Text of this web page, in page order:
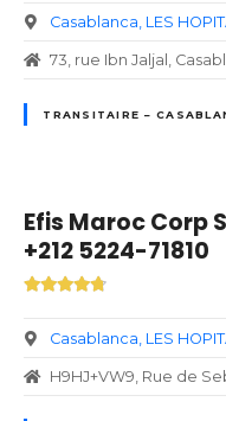
Casablanca LES
73, rue Ibn Jaljal,
TRANSITAIRE –
Efis Maroc Corp
+212 5224-71810
Casablanca LES
H9HJ+VW9, Rue de